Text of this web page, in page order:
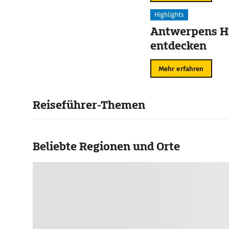
Highlights
Antwerpens
entdecken
Mehr erfahren
Reiseführer-Themen
Beliebte Regionen und Orte